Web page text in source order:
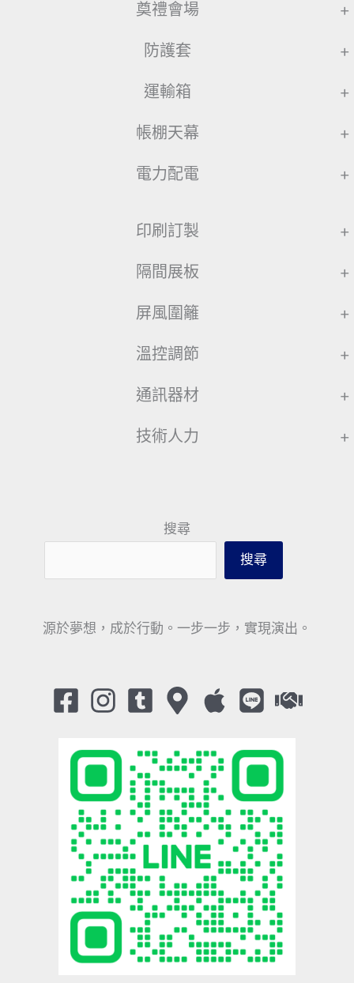
奠禮會場 +
防護套 +
運輸箱 +
帳棚天幕 +
電力配電 +
印刷訂製 +
隔間展板 +
屏風圍籬 +
溫控調節 +
通訊器材 +
技術人力 +
搜尋
搜尋
源於夢想，成於行動。一步一步，實現演出。